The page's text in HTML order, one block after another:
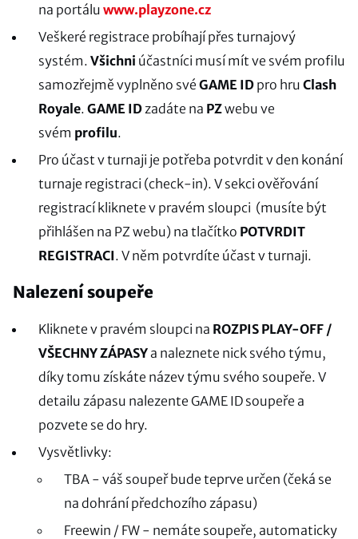
na portálu www.playzone.cz
Veškeré registrace probíhají přes turnajový
systém. Všichni účastníci musí mít ve svém profilu
samozřejmě vyplněno své GAME ID pro hru Clash
Royale. GAME ID zadáte na PZwebu ve
svém profilu.
Pro účast v turnaji je potřeba potvrdit v den konání
turnaje registraci (check-in). V sekci ověřování
registrací kliknete v pravém sloupci (musíte být
přihlášen na PZ webu) na tlačítko POTVRDIT
REGISTRACI. V něm potvrdíte účast v turnaji.
Nalezení soupeře
Kliknete v pravém sloupci na ROZPIS PLAY-OFF /
VŠECHNY ZÁPASYa naleznete nick svého týmu,
díky tomu získáte název týmu svého soupeře. V
detailu zápasu nalezente GAME ID soupeře a
pozvete se do hry.
Vysvětlivky:
TBA - váš soupeř bude teprve určen (čeká se
na dohrání předchozího zápasu)
Freewin / FW - nemáte soupeře, automaticky